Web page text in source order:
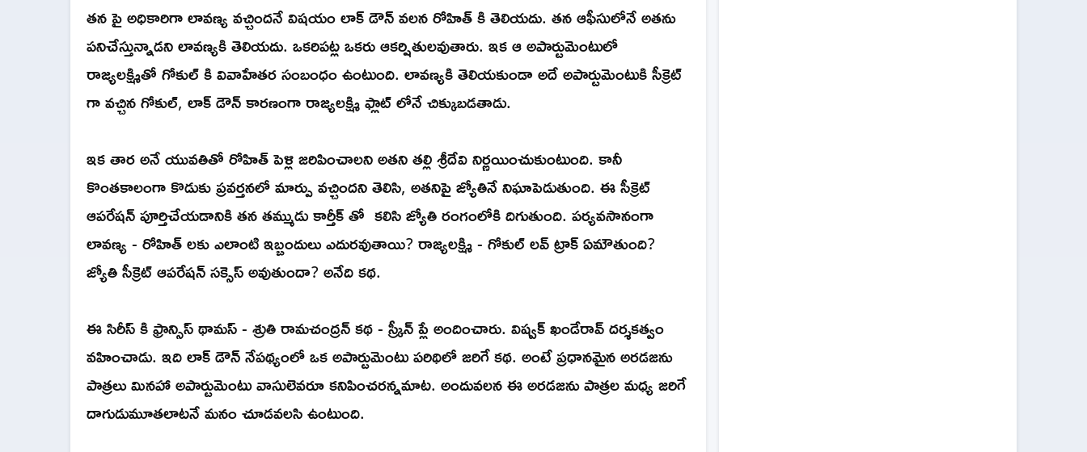
తన పై అధికారిగా లావణ్య వచ్చిందనే విషయం లాక్ డౌన్ వలన రోహిత్ కి తెలియదు. తన ఆఫీసులోనే అతను
పనిచేస్తున్నాడని లావణ్యకి తెలియదు. ఒకరిపట్ల ఒకరు ఆకర్షితులవుతారు. ఇక ఆ అపార్టుమెంటులో
రాజ్యలక్ష్మితో గోకుల్ కి వివాహేతర సంబంధం ఉంటుంది. లావణ్యకి తెలియకుండా అదే అపార్టుమెంటుకి సీక్రెట్
గా వచ్చిన గోకుల్, లాక్ డౌన్ కారణంగా రాజ్యలక్ష్మి ఫ్లాట్ లోనే చిక్కుబడతాడు.
ఇక తార అనే యువతితో రోహిత్ పెళ్లి జరిపించాలని అతని తల్లి శ్రీదేవి నిర్ణయించుకుంటుంది. కానీ
కొంతకాలంగా కొడుకు ప్రవర్తనలో మార్పు వచ్చిందని తెలిసి, అతనిపై జ్యోతినే నిఘాపెడుతుంది. ఈ సీక్రెట్
ఆపరేషన్ పూర్తిచేయడానికి తన తమ్ముడు కార్తీక్ తో కలిసి జ్యోతి రంగంలోకి దిగుతుంది. పర్యవసానంగా
లావణ్య - రోహిత్ లకు ఎలాంటి ఇబ్బందులు ఎదురవుతాయి? రాజ్యలక్ష్మి - గోకుల్ లవ్ ట్రాక్ ఏమౌతుంది?
జ్యోతి సీక్రెట్ ఆపరేషన్ సక్సెస్ అవుతుందా? అనేది కథ.
ఈ సిరీస్ కి ఫ్రాన్సిస్ థామస్ - శ్రుతి రామచంద్రన్ కథ - స్క్రీన్ ప్లే అందించారు. విష్వక్ ఖండేరావ్ దర్శకత్వం
వహించాడు. ఇది లాక్ డౌన్ నేపథ్యంలో ఒక అపార్టుమెంటు పరిథిలో జరిగే కథ. అంటే ప్రధానమైన అరడజను
పాత్రలు మినహా అపార్టుమెంటు వాసులెవరూ కనిపించరన్నమాట. అందువలన ఈ అరడజను పాత్రల మధ్య జరిగే
దాగుడుమూతలాటనే మనం చూడవలసి ఉంటుంది.